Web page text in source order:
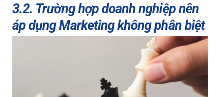
3.2. Trường hợp doanh nghiệp nên
áp dụng Marketing không phân biệt